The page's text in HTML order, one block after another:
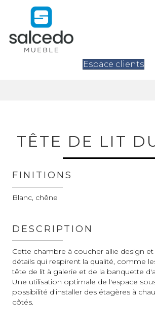
Espace clients
TÊTE DE LIT
FINITIONS
Blanc, chêne
DESCRIPTION
Cette chambre à coucher allie design
détails qui respirent la qualité, comme
tête de lit à galerie et de la banquette
Une utilisation optimale de l'espace
possibilité d'installer des étagères à
côtés.